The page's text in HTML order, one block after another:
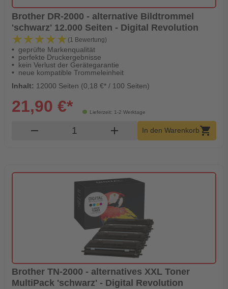
Brother DR-2000 - alternative Bildtrommel
'schwarz' 12.000 Seiten - Digital Revolution
★★★★★
★★★★★ (1 Bewertung)
geprüfte Markenqualität
perfekte Druckergebnisse
kein Verlust der Gerätegarantie
neue kompatible Trommeleinheit
Inhalt: 12000 Seiten (0,18 €* / 100 Seiten)
Lieferzeit: 1-2 Werktage
21,90 €*
remove Produkt Warenkorb Menge
add In den Warenkorbshopping_cart
Brother TN-2000 - alternatives XXL Toner
MultiPack 'schwarz' - Digital Revolution